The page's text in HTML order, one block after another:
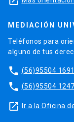
MEDIACIÓN
Teléfonos para
alguno de tus
phone (56)95504 1691
phone (56)95504 1247
launch Ir a la Oficina